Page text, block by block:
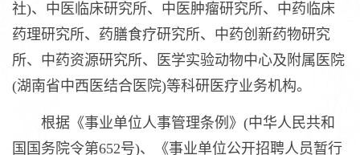
社)、中医临床研究所、中医肿瘤研究所、中药临床
药理研究所、药膳食疗研究所、中药创新药物研究
所、中药资源研究所、医学实验动物中心及附属医院
(湖南省中西医结合医院)等科研医疗业务机构。
根据《事业单位人事管理条例》(中华人民共和
国国务院令第652号)、《事业单位公开招聘人员暂行